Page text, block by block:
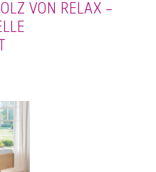
VON RELAX –